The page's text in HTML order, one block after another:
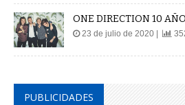
ONE DIRECTION 10
23 de julio de 2020 |
PUBLICIDADES